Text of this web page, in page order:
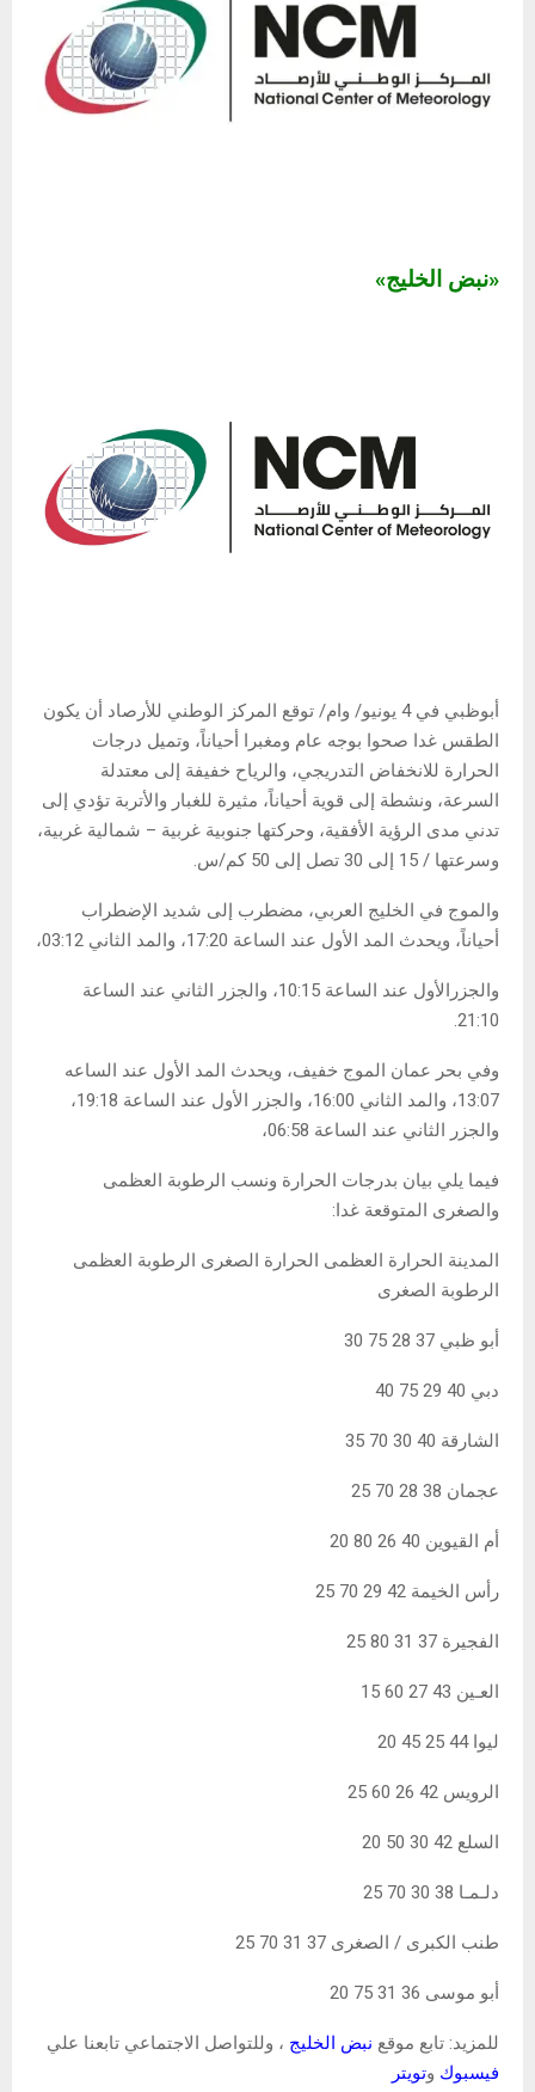
«نبض الخليج»
أبوظبي في 4 يونيو/ وام/ توقع المركز الوطني للأرصاد أن يكون
الطقس غدا صحوا بوجه عام ومغبرا أحياناً، وتميل درجات
الحرارة للانخفاض التدريجي، والرياح خفيفة إلى معتدلة
السرعة، ونشطة إلى قوية أحياناً، مثيرة للغبار والأتربة تؤدي إلى
تدني مدى الرؤية الأفقية، وحركتها جنوبية غربية – شمالية غربية،
وسرعتها / 15 إلى 30 تصل إلى 50 كم/س.
والموج في الخليج العربي، مضطرب إلى شديد الإضطراب
أحياناً، ويحدث المد الأول عند الساعة 17:20، والمد الثاني 03:12،
والجزرالأول عند الساعة 10:15، والجزر الثاني عند الساعة
21:10.
وفي بحر عمان الموج خفيف، ويحدث المد الأول عند الساعه
13:07، والمد الثاني 16:00، والجزر الأول عند الساعة 19:18،
والجزر الثاني عند الساعة 06:58،
فيما يلي بيان بدرجات الحرارة ونسب الرطوبة العظمى
والصغرى المتوقعة غدا:
المدينة الحرارة العظمى الحرارة الصغرى الرطوبة العظمى
الرطوبة الصغرى
أبو ظبي 37 28 75 30
دبي 40 29 75 40
الشارقة 40 30 70 35
عجمان 38 28 70 25
أم القيوين 40 26 80 20
رأس الخيمة 42 29 70 25
الفجيرة 37 31 80 25
العـين 43 27 60 15
ليوا 44 25 45 20
الرويس 42 26 60 25
السلع 42 30 50 20
دلـمـا 38 30 70 25
طنب الكبرى / الصغرى 37 31 70 25
أبو موسى 36 31 75 20
للمزيد: تابع موقع نبض الخليج ، وللتواصل الاجتماعي تابعنا علي
فيسبوك وتويتر